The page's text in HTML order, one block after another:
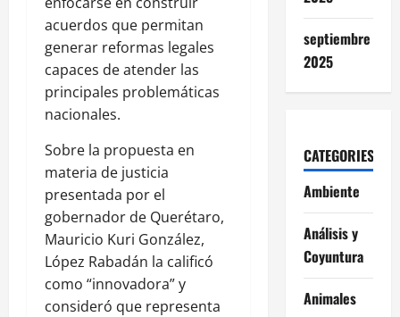
acuerdos que permitan
generar reformas legales
capaces de atender las
principales problemáticas
nacionales.
Sobre la propuesta en
materia de justicia
presentada por el
gobernador de Querétaro,
Mauricio Kuri González,
López Rabadán la calificó
como “innovadora” y
consideró que representa
septiembre
2025
CATEGORIES
Ambiente
Análisis y
Coyuntura
Animales